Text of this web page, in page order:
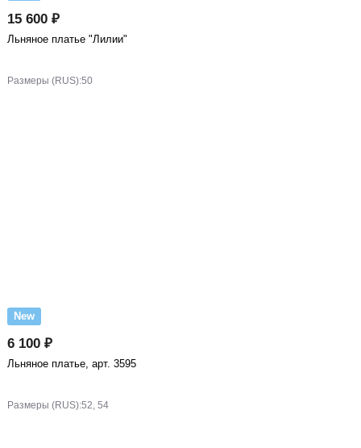
15 600 ₽
Льняное платье "Лилии"
Размеры (RUS):50
New
6 100 ₽
Льняное платье, арт. 3595
Размеры (RUS):52, 54